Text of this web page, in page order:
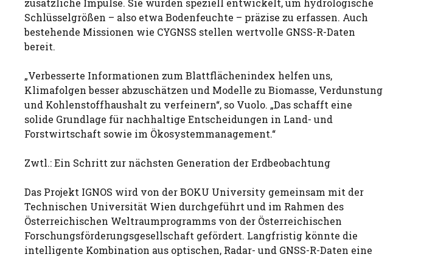
zusätzliche Impulse. Sie wurden speziell entwickelt, um hydrologische
Schlüsselgrößen – also etwa Bodenfeuchte – präzise zu erfassen. Auch
bestehende Missionen wie CYGNSS stellen wertvolle GNSS-R-Daten
bereit.
„Verbesserte Informationen zum Blattflächenindex helfen uns,
Klimafolgen besser abzuschätzen und Modelle zu Biomasse, Verdunstung
und Kohlenstoffhaushalt zu verfeinern“, so Vuolo. „Das schafft eine
solide Grundlage für nachhaltige Entscheidungen in Land- und
Forstwirtschaft sowie im Ökosystemmanagement.“
Zwtl.: Ein Schritt zur nächsten Generation der Erdbeobachtung
Das Projekt IGNOS wird von der BOKU University gemeinsam mit der
Technischen Universität Wien durchgeführt und im Rahmen des
Österreichischen Weltraumprogramms von der Österreichischen
Forschungsförderungsgesellschaft gefördert. Langfristig könnte die
intelligente Kombination aus optischen, Radar- und GNSS-R-Daten eine